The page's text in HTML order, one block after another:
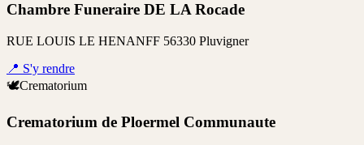
Chambre Funeraire DE LA Rocade
RUE LOUIS LE HENANFF 56330 Pluvigner
📍 S'y rendre
🕊️Crematorium
Crematorium de Ploermel Communaute